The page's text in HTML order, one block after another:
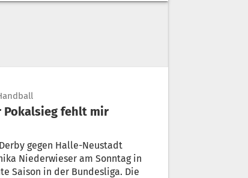
gegen Halle-Neustadt
Niederwieser am Sonntag in
Saison in der Bundesliga. Die